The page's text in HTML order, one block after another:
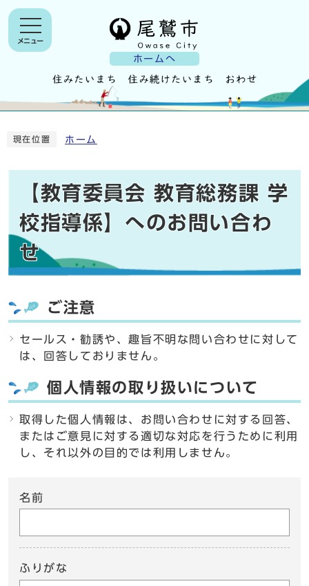
ホームへ
メニュー
現在位置 ホーム
【教育委員会 教育総務課 学
校指導係】へのお問い合わ
せ
ご注意
セールス・勧誘や、趣旨不明な問い合わせに対して
は、回答しておりません。
個人情報の取り扱いについて
取得した個人情報は、お問い合わせに対する回答、
またはご意見に対する適切な対応を行うために利用
し、それ以外の目的では利用しません。
名前
ふりがな